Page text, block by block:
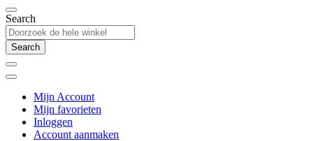
Search
Search
Mijn Account
Mijn favorieten
Inloggen
Account aanmaken